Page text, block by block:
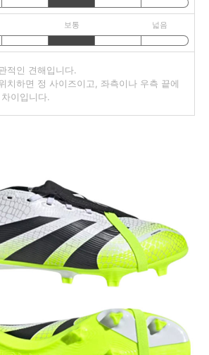
보통 넓음
적인 견해입니다.
치하면 정 사이즈이고, 좌측이나 우측 끝에
이입니다.